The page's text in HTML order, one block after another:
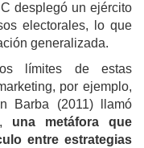
desplegó un ejército
electorales, lo que
generalizada.
límites de estas
por ejemplo,
Barba (2011) llamó
una metáfora que
entre estrategias